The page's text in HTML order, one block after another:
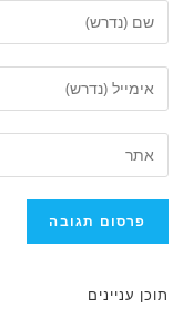
תוכן עניינים